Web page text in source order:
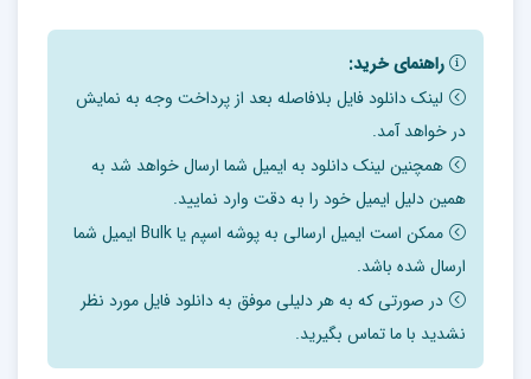
ریگ ریوانز در سال 1907 در پورتسموث انگلستان متولد شد.
در بنگاه زغال سنگ بود که ریوانز انجام بسیاری از اقدامات
اولیه یادگیری در عمل را شروع کرد.
در طول سالهای 1970 تا 1980 به دوره دنیا سفر کرد و چندین
کتاب نوشت که معروف ترین آنها عبارتند از :
توسعه مدیران مؤثر 1971
ریشه و رشد یادگیری در عمل 1982
راهنمای خرید:
لینک دانلود فایل بلافاصله بعد از پرداخت وجه به نمایش
در خواهد آمد.
همچنین لینک دانلود به ایمیل شما ارسال خواهد شد به
همین دلیل ایمیل خود را به دقت وارد نمایید.
ممکن است ایمیل ارسالی به پوشه اسپم یا Bulk ایمیل شما
ارسال شده باشد.
در صورتی که به هر دلیلی موفق به دانلود فایل مورد نظر
نشدید با ما تماس بگیرید.